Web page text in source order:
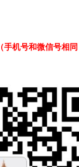
机号和微信号相同